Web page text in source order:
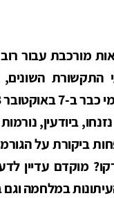
מורכבת עבור רוב
התקשורת
ביודעין,
ביקורת על
מוקדם עדיין
במלחמה